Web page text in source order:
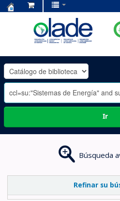
OLADE
-
Ir
Búsqueda
Refinar su